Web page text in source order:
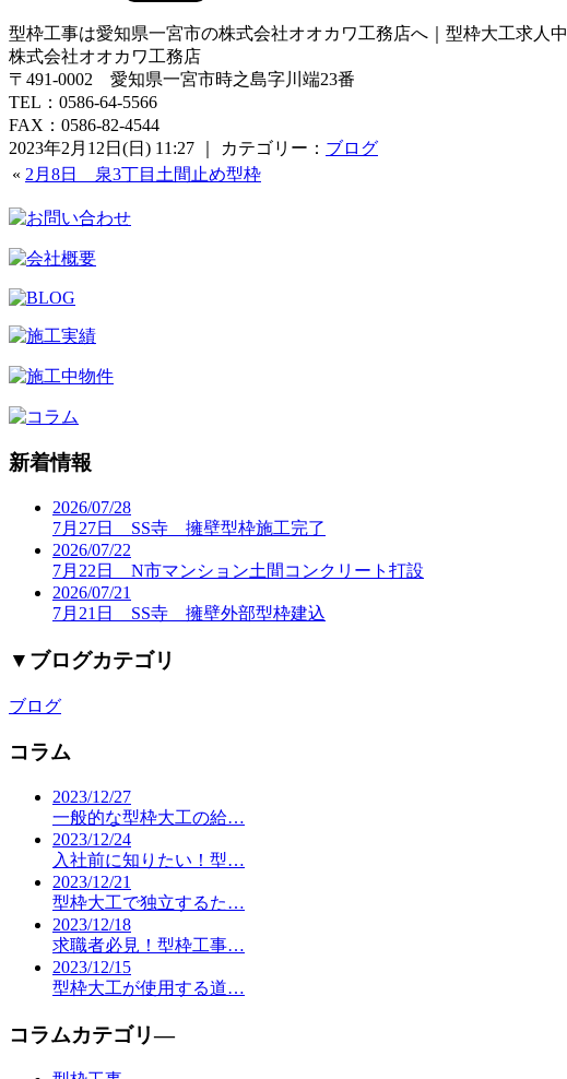
型枠工事は愛知県一宮市の株式会社オオカワ工務店へ｜型枠大工求人中
株式会社オオカワ工務店
〒491-0002 愛知県一宮市時之島字川端23番
TEL：0586-64-5566
FAX：0586-82-4544
2023年2月12日(日) 11:27 ｜ カテゴリー： ブログ
« 2月8日 泉3丁目土間止め型枠
新着情報
2026/07/28
7月27日 SS寺 擁壁型枠施工完了
2026/07/22
7月22日 N市マンション土間コンクリート打設
2026/07/21
7月21日 SS寺 擁壁外部型枠建込
▼ ブログカテゴリ
ブログ
コラム
2023/12/27
一般的な型枠大工の給…
2023/12/24
入社前に知りたい！型…
2023/12/21
型枠大工で独立するた…
2023/12/18
求職者必見！型枠工事…
2023/12/15
型枠大工が使用する道…
コラムカテゴリ―